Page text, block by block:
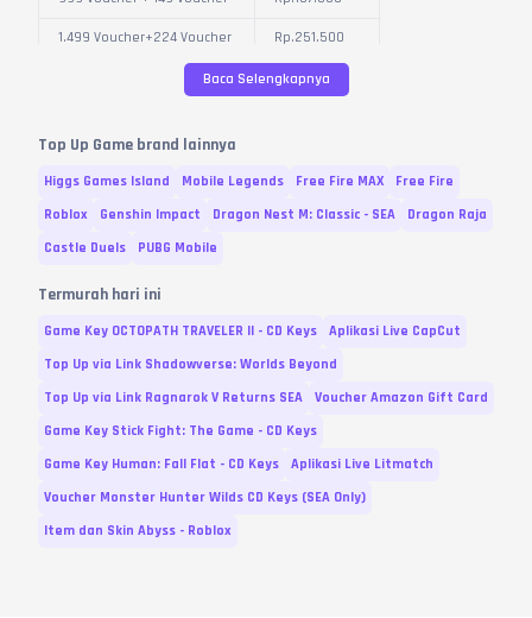
1.499 Voucher+224 Voucher Rp.251.500
1.799 Voucher+269 Voucher Rp.301.800
Voucher
4.699 Voucher +704
Voucher
Rp. 759.800
Voucher
9.999 Voucher+1.499
Voucher
Rp.3.252.000
29.999 Voucher +4.799
Voucher
39.999 Voucher+6799
6.504.100
Variasi dan Harga diperbarui pada
Baca Selengkapnya
Top Up Game brand lainnya
Higgs Games Island Mobile Legends Free Fire MAX
Free Fire
Roblox
Genshin Impact Dragon Nest M: Classic - SEA
Dragon Raja
Castle Duels
PUBG Mobile
Termurah hari ini
Game Key OCTOPATH TRAVELER II - CD Keys
Aplikasi Live CapCut
Top Up via Link Shadowverse: Worlds Beyond
Top Up via Link Ragnarok V Returns SEA
Voucher Amazon Gift Card
Game Key Stick Fight: The Game - CD Keys
Game Key Human: Fall Flat - CD Keys
Aplikasi Live Litmatch
Voucher Monster Hunter Wilds CD Keys (SEA Only)
Item dan Skin Abyss - Roblox